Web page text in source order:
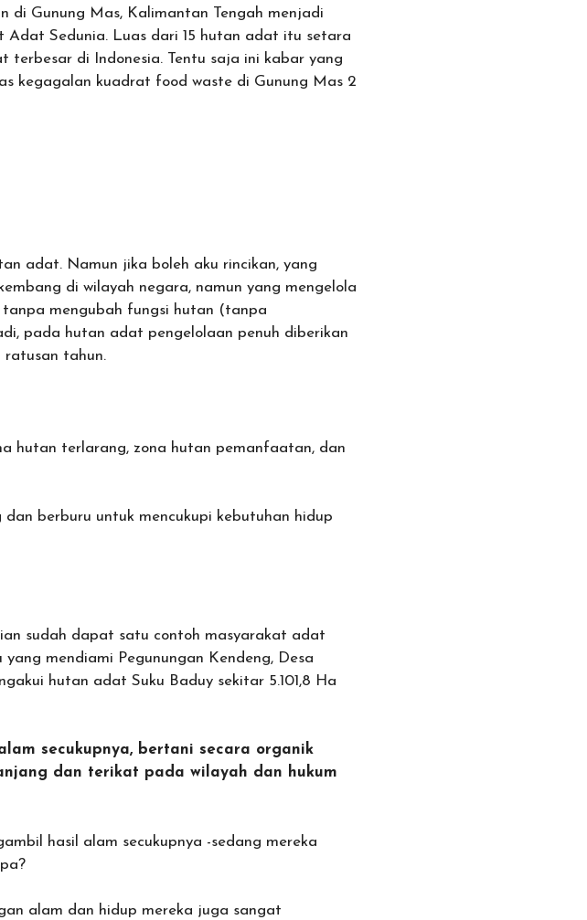
di Gunung Mas, Kalimantan Tengah menjadi
Sedunia. Luas dari 15 hutan adat itu setara
terbesar di Indonesia. Tentu saja ini kabar yang
kegagalan kuadrat food waste di Gunung Mas 2
adat. Namun jika boleh aku rincikan, yang
di wilayah negara, namun yang mengelola
mengubah fungsi hutan (tanpa
pada hutan adat pengelolaan penuh diberikan
ratusan tahun.
hutan terlarang, zona hutan pemanfaatan, dan
berburu untuk mencukupi kebutuhan hidup
sudah dapat satu contoh masyarakat adat
mendiami Pegunungan Kendeng, Desa
hutan adat Suku Baduy sekitar 5.101,8 Ha
secukupnya, bertani secara organik
dan terikat pada wilayah dan hukum
hasil alam secukupnya -sedang mereka
alam dan hidup mereka juga sangat